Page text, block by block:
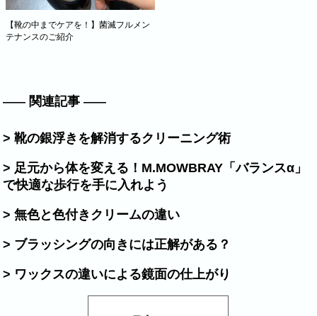
【靴の中までケアを！】菌滅フルメン
テナンスのご紹介
関連記事
> 靴の銀浮きを解消するクリーニング術
> 足元から体を変える！M.MOWBRAY「バランスα」
で快適な歩行を手に入れよう
> 無色と色付きクリームの違い
> ブラッシングの向きには正解がある？
> ワックスの違いによる鏡面の仕上がり